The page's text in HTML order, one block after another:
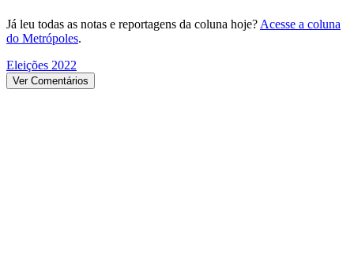
Já leu todas as notas e reportagens da coluna hoje? Acesse a coluna
do Metrópoles.
Eleições 2022
Ver Comentários